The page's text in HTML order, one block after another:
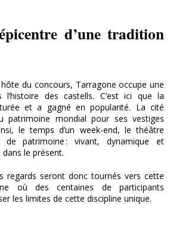
d’une tradition
du concours, Tarragone occupe une
l’histoire des castells. C’est ici que la
et a gagné en popularité. La cité
patrimoine mondial pour ses vestiges
le temps d’un week-end, le théâtre
de patrimoine : vivant, dynamique et
le présent.
regards seront donc tournés vers cette
où des centaines de participants
les limites de cette discipline unique.